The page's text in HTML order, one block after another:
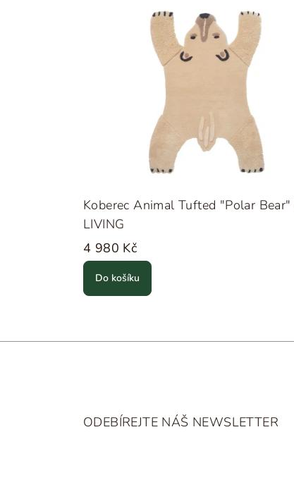
Koberec Animal Tufted "Polar Bear"
LIVING
4 980 Kč
Do košíku
ODEBÍREJTE NÁŠ NEWSLETTER